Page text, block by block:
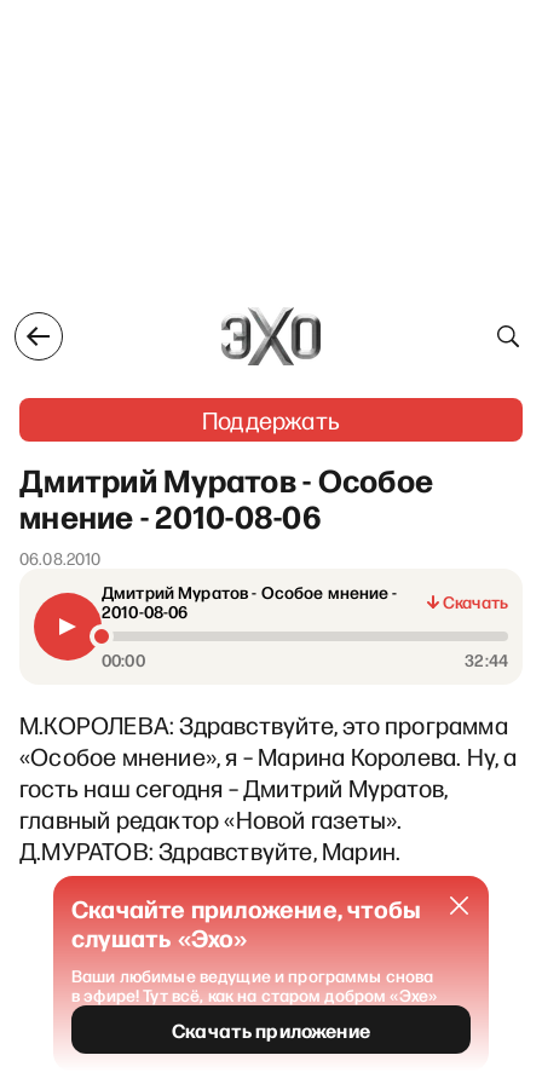
Поддержать
Дмитрий Муратов - Особое
мнение - 2010-08-06
06.08.2010
Дмитрий Муратов - Особое мнение -
2010-08-06
Скачать
00:00 32:44
М.КОРОЛЕВА: Здравствуйте, это программа
«Особое мнение», я – Марина Королева. Ну, а
гость наш сегодня – Дмитрий Муратов,
главный редактор «Новой газеты».
Д.МУРАТОВ: Здравствуйте, Марин.
Скачайте приложение, чтобы
слушать «Эхо»
Ваши любимые ведущие и программы снова
в эфире! Тут всё, как на старом добром «Эхе»
Скачать приложение